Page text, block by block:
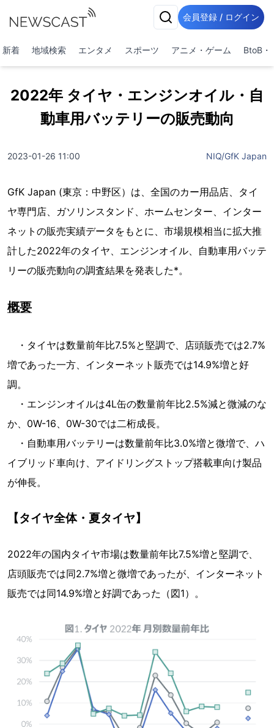
会員登録 / ログイン
新着 地域検索 エンタメ スポーツ アニメ・ゲーム BtoB・
2022年 タイヤ・エンジンオイル・自
動車用バッテリーの販売動向
2023-01-26 11:00 NIQ/GfK Japan
GfK Japan (東京：中野区）は、全国のカー用品店、タイ
ヤ専門店、ガソリンスタンド、ホームセンター、インター
ネットの販売実績データをもとに、市場規模相当に拡大推
計した2022年のタイヤ、エンジンオイル、自動車用バッテ
リーの販売動向の調査結果を発表した*。
概要
・タイヤは数量前年比7.5%と堅調で、店頭販売では2.7%
増であった一方、インターネット販売では14.9%増と好
調。
・エンジンオイルは4L缶の数量前年比2.5%減と微減のな
か、0W-16、0W-30では二桁成長。
・自動車用バッテリーは数量前年比3.0%増と微増で、ハ
イブリッド車向け、アイドリングストップ搭載車向け製品
が伸長。
【タイヤ全体・夏タイヤ】
2022年の国内タイヤ市場は数量前年比7.5%増と堅調で、
店頭販売では同2.7%増と微増であったが、インターネット
販売では同14.9%増と好調であった（図1）。